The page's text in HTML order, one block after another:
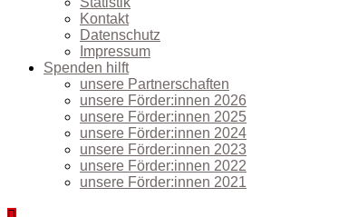
Kontakt
Datenschutz
Impressum
Spenden hilft
unsere Partnerschaften
unsere Förder:innen 2026
unsere Förder:innen 2025
unsere Förder:innen 2024
unsere Förder:innen 2023
unsere Förder:innen 2022
unsere Förder:innen 2021